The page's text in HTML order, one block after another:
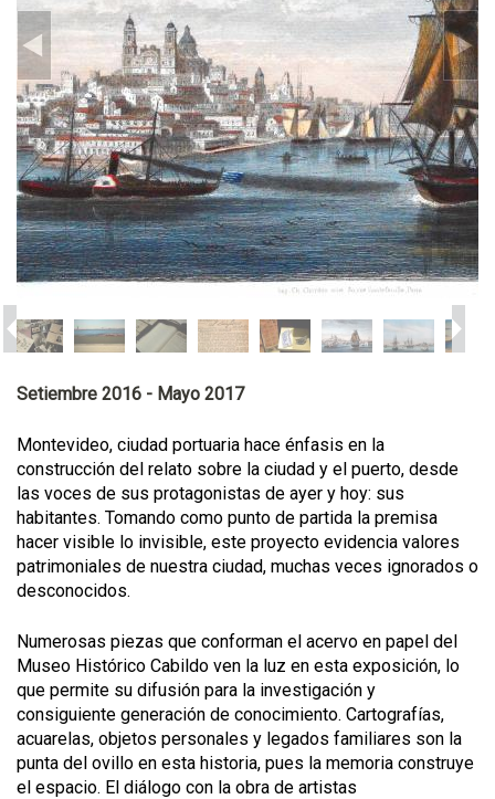
Setiembre 2016 - Mayo 2017
Montevideo, ciudad portuaria hace énfasis en la
construcción del relato sobre la ciudad y el puerto, desde
las voces de sus protagonistas de ayer y hoy: sus
habitantes. Tomando como punto de partida la premisa
hacer visible lo invisible, este proyecto evidencia valores
patrimoniales de nuestra ciudad, muchas veces ignorados o
desconocidos.
Numerosas piezas que conforman el acervo en papel del
Museo Histórico Cabildo ven la luz en esta exposición, lo
que permite su difusión para la investigación y
consiguiente generación de conocimiento. Cartografías,
acuarelas, objetos personales y legados familiares son la
punta del ovillo en esta historia, pues la memoria construye
el espacio. El diálogo con la obra de artistas